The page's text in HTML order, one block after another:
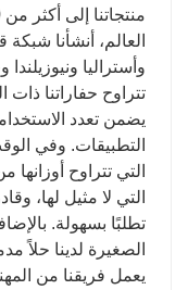
العالم، أنشأنا
وأستراليا
يضمن تعدد
التطبيقات. وفي
التي لا مثيل لها،
تطلبًا بسهولة.
الصغيرة لدينا حلاً
يعمل فريقنا من